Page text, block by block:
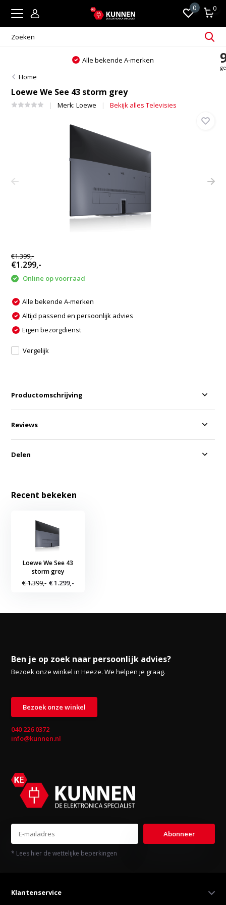
0 0
Alle bekende A-merken
Home
Loewe We See 43 storm grey
Merk:Loewe Bekijk alles Televisies
€1.399,-
€1.299,-
Online op voorraad
Alle bekende A-merken
Altijd passend en persoonlijk advies
Eigen bezorgdienst
Vergelijk
Productomschrijving
Reviews
Delen
Recent bekeken
Loewe We See 43
storm grey
€ 1.399,- € 1.299,-
Ben je op zoek naar persoonlijk advies?
Bezoek onze winkel in Heeze. We helpen je graag.
Bezoek onze winkel
040 226 0372
info@kunnen.nl
Abonneer
* Lees hier de wettelijke beperkingen
Klantenservice